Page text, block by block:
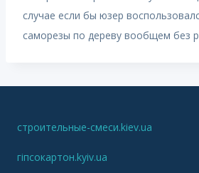
случае если бы юзер
саморезы по дереву вообщем без
строительные-смеси.kiev.ua
гіпсокартон.kyiv.ua